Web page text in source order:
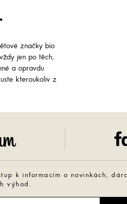
značky bio
jen po těch,
a opravdu
kteroukoliv z
k informacím o novinkách,
výhod.